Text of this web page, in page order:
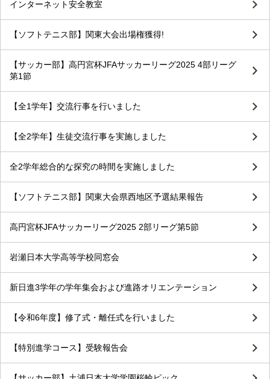
インターネット安全教室
【ソフトテニス部】関東大会出場権獲得!
【サッカー部】高円宮杯JFAサッカーリーグ2025 4部リーグ
第1節
【全1学年】交流行事を行いました
【全2学年】生徒交流行事を実施しました
全2学年総合的な探究の時間を実施しました
【ソフトテニス部】関東大会県西地区予選結果報告
高円宮杯JFAサッカーリーグ2025 2部リーグ第5節
岩瀬日本大学高等学校同窓会
新日進3学年の学年集会および進路オリエンテーション
【令和6年度】修了式・離任式を行いました
【特別進学コース】受験報告会